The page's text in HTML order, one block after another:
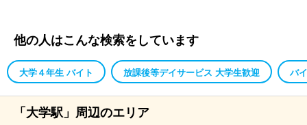
他の人はこんな検索をしています
大学４年生 バイト 放課後等デイサービス 大学生歓迎 バ
「大学駅」周辺のエリア